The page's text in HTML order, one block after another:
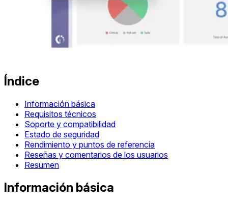
Índice
Información básica
Requisitos técnicos
Soporte y compatibilidad
Estado de seguridad
Rendimiento y puntos de referencia
Reseñas y comentarios de los usuarios
Resumen
Información básica